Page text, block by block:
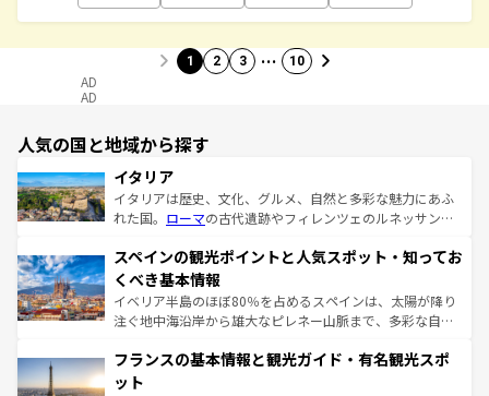
1 2 3 … 10
AD
AD
人気の国と地域から探す
イタリア
イタリアは歴史、文化、グルメ、自然と多彩な魅力にあふ
れた国。 ローマの古代遺跡やフィレンツェのルネッサンス
ろん、トスカーナの美しい田園風景やアマルフィ海岸の絶
景など、自然景観も見逃せない。観光の合間には、本場の
ピザやパスタなど、絶品のイタリア料理を堪能することも
できる。朝目覚めてから夜眠るまで、すべての瞬間を楽し
なお、新着のイタリア情報はコンテンツ一覧を参照してほ
しい。
スペインの観光ポイントと人気スポット・知ってお
くべき基本情報
イベリア半島のほぼ80％を占めるスペインは、太陽が降り
注ぐ地中海沿岸から雄大なピレネー山脈まで、多彩な自然
文化が根付くこの国では、情熱的なフラメンコ、熱気あふ
れる闘牛、そして美味しいタパスが生活の一部となってい
フランスの基本情報と観光ガイド・有名観光スポ
ット